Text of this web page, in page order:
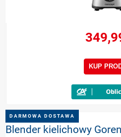
KUP
Blender kielichowy
DARMOWA DOSTAWA